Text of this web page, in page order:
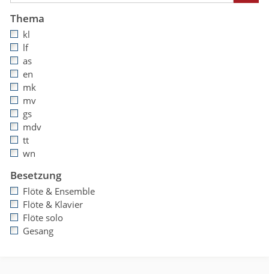
Thema
kl
lf
as
en
mk
mv
gs
mdv
tt
wn
Besetzung
Flöte & Ensemble
Flöte & Klavier
Flöte solo
Gesang